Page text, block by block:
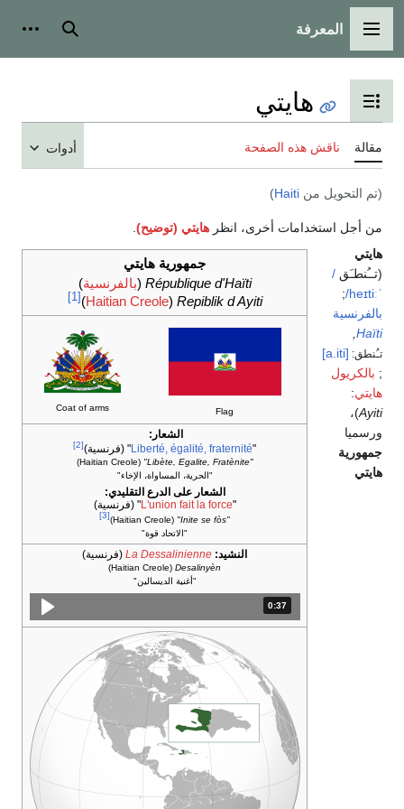
القائمة الرئيسية
المعرفة بحث
تبديل عرض جدول المحتويات
هايتي
مقالة ناقش هذه الصفحة أدوات
(تم التحويل من Haiti
)
من أجل استخدامات أخرى، انظر هايتي (توضيح)
جمهورية هايتي
République d'Haïti
(بالفرنسية)
Repiblik d Ayiti
(
Haitian Creole
)
[1]
Flag
Coat of arms
الشعار:
"Liberté, égalité, fraternité" (فرنسية)[2]
"Libète, Egalite, Fratènite"
(Haitian Creole)
"الحرية، المساواة، الإخاء"
الشعار على الدرع التقليدي:
"L'union fait la force" (فرنسية)
"Inite se fòs"
(Haitian Creole)
[3]
"الاتحاد قوة"
النشيد: La Dessalinienne (فرنسية)
Desalinyèn
(Haitian Creole)
"أغنية الديسالين"
المدة: 37 ثانية.
0:37
هايتي
(تــُنطـَق /
ˈheɪtiː/
;
بالفرنسية
Haïti
تـُنطق: [a.iti]
; بالكريول
هايتي:
Ayiti)،
ورسميا
جمهورية
هايتي